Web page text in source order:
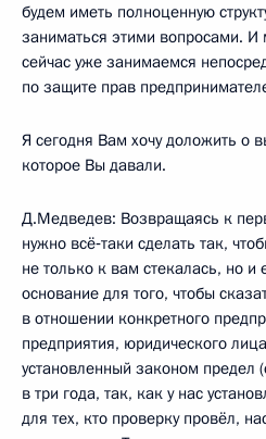
будем иметь полноценную
заниматься этими вопросами.
сейчас уже занимаемся
по защите прав
Я сегодня Вам хочу доложить о
которое Вы давали.
Д.Медведев: Возвращаясь к
нужно всё‑таки сделать так,
не только к вам стекалась, но и
основание для того, чтобы
в отношении конкретного
предприятия, юридического
установленный законом предел
в три года, так, как у нас
для тех, кто проверку провёл,